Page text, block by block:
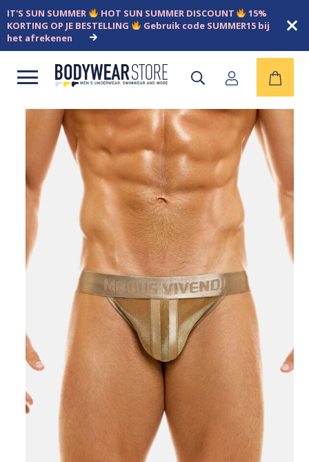
IT'S SUN SUMMER HOT SUN SUMMER DISCOUNT
15%
KORTING OP JE BESTELLING
Gebruik code SUMMER15 bij
het afrekenen
Open